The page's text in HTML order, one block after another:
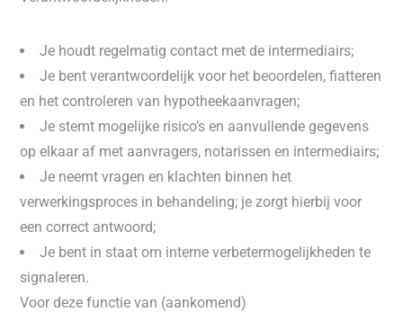
Je houdt regelmatig contact met de intermediairs;
Je bent verantwoordelijk voor het beoordelen, fiatteren
en het controleren van hypotheekaanvragen;
Je stemt mogelijke risico’s en aanvullende gegevens
op elkaar af met aanvragers, notarissen en intermediairs;
Je neemt vragen en klachten binnen het
verwerkingsproces in behandeling; je zorgt hierbij voor
een correct antwoord;
Je bent in staat om interne verbetermogelijkheden te
signaleren.
Voor deze functie van (aankomend)